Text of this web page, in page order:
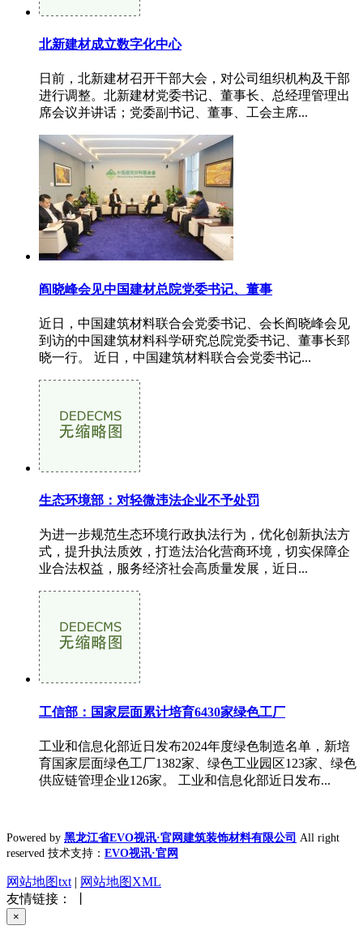
北新建材成立数字化中心
日前，北新建材召开干部大会，对公司组织机构及干部
进行调整。北新建材党委书记、董事长、总经理管理出
席会议并讲话；党委副书记、董事、工会主席...
阎晓峰会见中国建材总院党委书记、董事
近日，中国建筑材料联合会党委书记、会长阎晓峰会见
到访的中国建筑材料科学研究总院党委书记、董事长郅
晓一行。 近日，中国建筑材料联合会党委书记...
生态环境部：对轻微违法企业不予处罚
为进一步规范生态环境行政执法行为，优化创新执法方
式，提升执法质效，打造法治化营商环境，切实保障企
业合法权益，服务经济社会高质量发展，近日...
工信部：国家层面累计培育6430家绿色工厂
工业和信息化部近日发布2024年度绿色制造名单，新培
育国家层面绿色工厂1382家、绿色工业园区123家、绿色
供应链管理企业126家。 工业和信息化部近日发布...
Powered by 黑龙江省EVO视讯·官网建筑装饰材料有限公司 All right
reserved 技术支持： EVO视讯·官网
网站地图txt | 网站地图XML
友情链接： 丨
×